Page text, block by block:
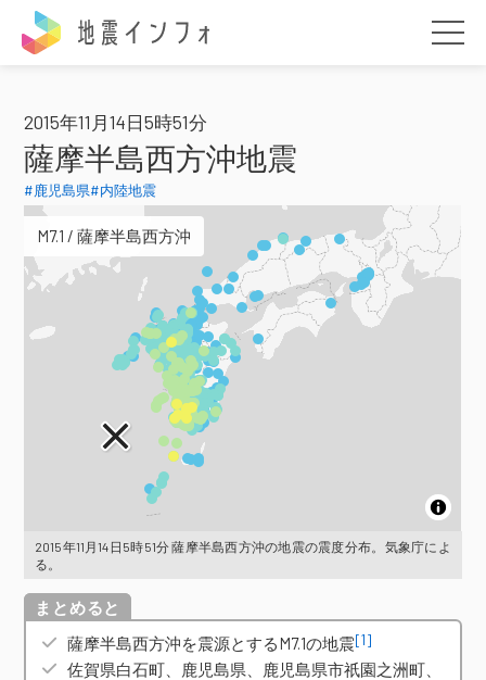
2015年11月14日5時51分
薩摩半島西方沖地震
#鹿児島県#内陸地震
M7.1 / 薩摩半島西方沖
2015年11月14日5時51分 薩摩半島西方沖の地震の震度分布。気象庁によ
る。
概要
薩摩半島西方沖を震源とするM7.1の地震[1]
佐賀県白石町、鹿児島県、鹿児島県市祇園之洲町、